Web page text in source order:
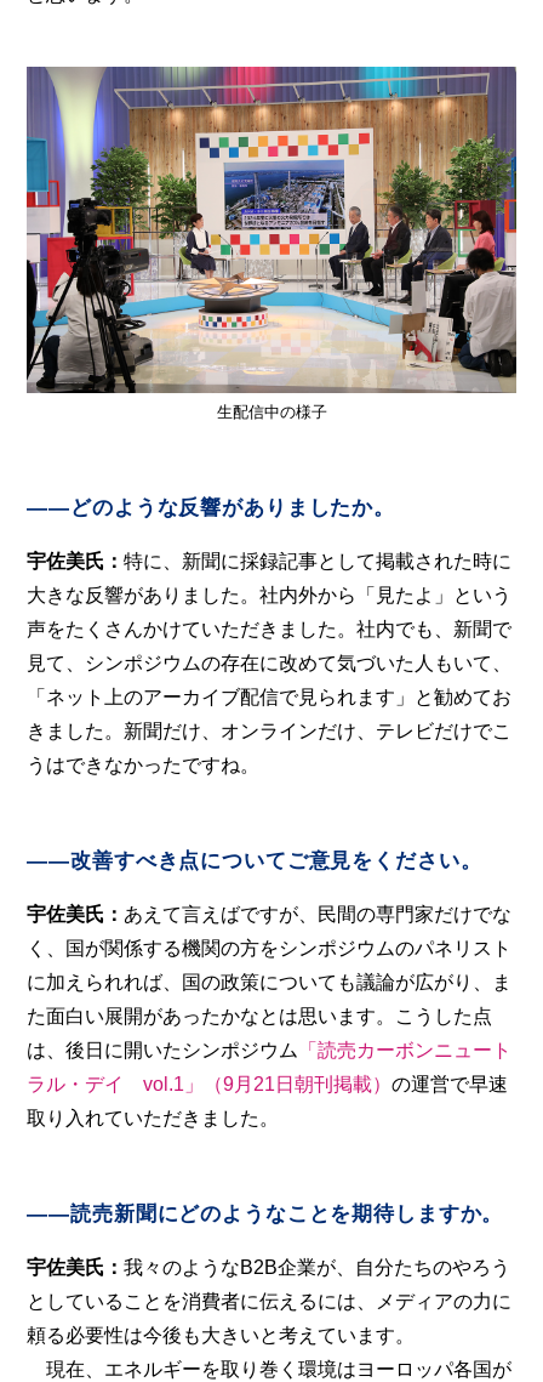
生配信中の様子
――どのような反響がありましたか。
宇佐美氏：特に、新聞に採録記事として掲載された時に
大きな反響がありました。社内外から「見たよ」という
声をたくさんかけていただきました。社内でも、新聞で
見て、シンポジウムの存在に改めて気づいた人もいて、
「ネット上のアーカイブ配信で見られます」と勧めてお
きました。新聞だけ、オンラインだけ、テレビだけでこ
うはできなかったですね。
――改善すべき点についてご意見をください。
宇佐美氏： あえて言えばですが、民間の専門家だけでな
く、国が関係する機関の方をシンポジウムのパネリスト
に加えられれば、国の政策についても議論が広がり、ま
た面白い展開があったかなとは思います。こうした点
は、後日に開いたシンポジウム
「読売カーボンニュート
ラル・デイ vol.1」（9月21日朝刊掲載）の運営で早速
取り入れていただきました。
――読売新聞にどのようなことを期待しますか。
宇佐美氏：我々のようなB2B企業が、自分たちのやろう
としていることを消費者に伝えるには、メディアの力に
頼る必要性は今後も大きいと考えています。
現在、エネルギーを取り巻く環境はヨーロッパ各国が